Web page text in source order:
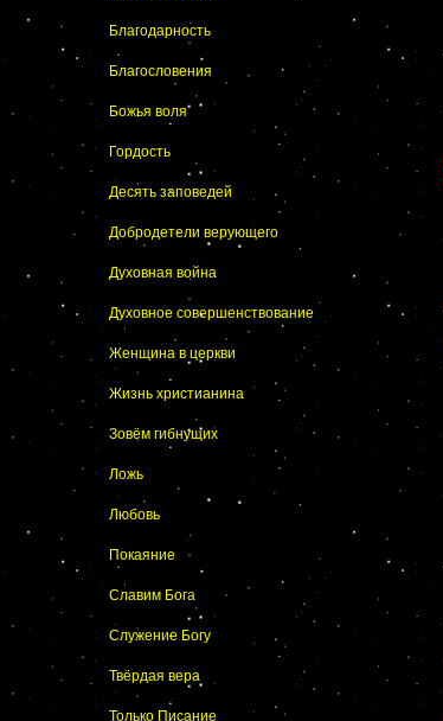
Благодарность
Благословения
Божья воля
Гордость
Десять заповедей
Добродетели верующего
Духовная война
Духовное совершенствование
Женщина в церкви
Жизнь христианина
Зовём гибнущих
Ложь
Любовь
Покаяние
Славим Бога
Служение Богу
Твёрдая вера
Только Писание